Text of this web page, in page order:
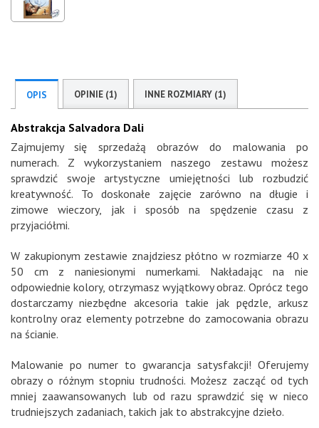
OPIS OPINIE (1) INNE ROZMIARY (1)
Abstrakcja Salvadora Dali
Zajmujemy się sprzedażą obrazów do malowania po
numerach. Z wykorzystaniem naszego zestawu możesz
sprawdzić swoje artystyczne umiejętności lub rozbudzić
kreatywność. To doskonałe zajęcie zarówno na długie i
zimowe wieczory, jak i sposób na spędzenie czasu z
przyjaciółmi.
W zakupionym zestawie znajdziesz płótno w rozmiarze 40 x
50 cm z naniesionymi numerkami. Nakładając na nie
odpowiednie kolory, otrzymasz wyjątkowy obraz. Oprócz tego
dostarczamy niezbędne akcesoria takie jak pędzle, arkusz
kontrolny oraz elementy potrzebne do zamocowania obrazu
na ścianie.
Malowanie po numer to gwarancja satysfakcji! Oferujemy
obrazy o różnym stopniu trudności. Możesz zacząć od tych
mniej zaawansowanych lub od razu sprawdzić się w nieco
trudniejszych zadaniach, takich jak to abstrakcyjne dzieło.